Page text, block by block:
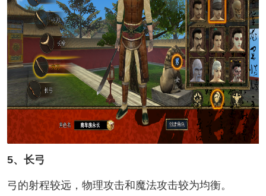
5、长弓
弓的射程较远，物理攻击和魔法攻击较为均衡。